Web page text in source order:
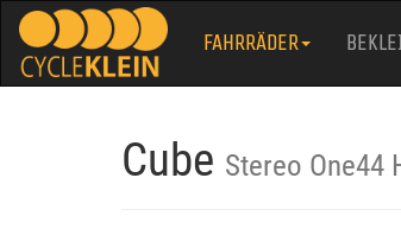
FAHRRÄDER
Cube Stereo One44